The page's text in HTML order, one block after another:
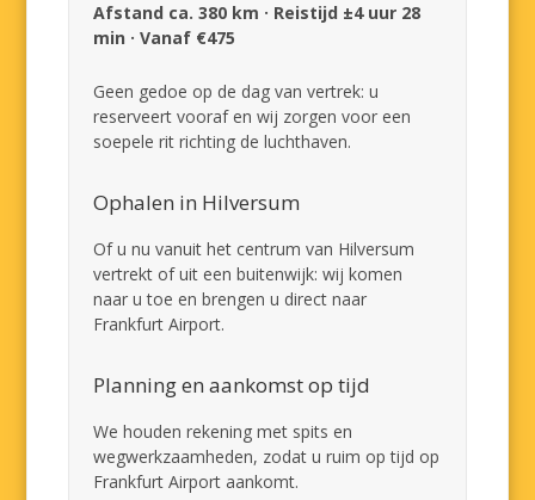
Afstand ca. 380 km · Reistijd ±4 uur 28
min · Vanaf €475
Geen gedoe op de dag van vertrek: u
reserveert vooraf en wij zorgen voor een
soepele rit richting de luchthaven.
Ophalen in Hilversum
Of u nu vanuit het centrum van Hilversum
vertrekt of uit een buitenwijk: wij komen
naar u toe en brengen u direct naar
Frankfurt Airport.
Planning en aankomst op tijd
We houden rekening met spits en
wegwerkzaamheden, zodat u ruim op tijd op
Frankfurt Airport aankomt.